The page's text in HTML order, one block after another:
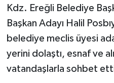
Kdz. Ereğli Belediye
Başkan Adayı Halil
belediye meclis üyesi
yerini dolaştı, esnaf ve
vatandaşlarla sohbet
Tüm Makaleler
Tüm Haberler
Videolu Haberler